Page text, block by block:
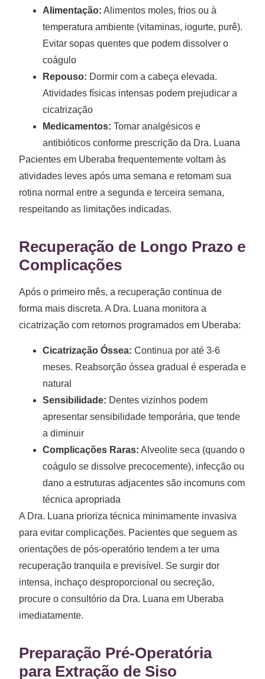
Alimentação: Alimentos moles, frios ou à
temperatura ambiente (vitaminas, iogurte, purê).
Evitar sopas quentes que podem dissolver o
coágulo
Repouso: Dormir com a cabeça elevada.
Atividades físicas intensas podem prejudicar a
cicatrização
Medicamentos: Tomar analgésicos e
antibióticos conforme prescrição da Dra. Luana
Pacientes em Uberaba frequentemente voltam às
atividades leves após uma semana e retomam sua
rotina normal entre a segunda e terceira semana,
respeitando as limitações indicadas.
Recuperação de Longo Prazo e
Complicações
Após o primeiro mês, a recuperação continua de
forma mais discreta. A Dra. Luana monitora a
cicatrização com retornos programados em Uberaba:
Cicatrização Óssea: Continua por até 3-6
meses. Reabsorção óssea gradual é esperada e
natural
Sensibilidade: Dentes vizinhos podem
apresentar sensibilidade temporária, que tende
a diminuir
Complicações Raras: Alveolite seca (quando o
coágulo se dissolve precocemente), infecção ou
dano a estruturas adjacentes são incomuns com
técnica apropriada
A Dra. Luana prioriza técnica minimamente invasiva
para evitar complicações. Pacientes que seguem as
orientações de pós-operatório tendem a ter uma
recuperação tranquila e previsível. Se surgir dor
intensa, inchaço desproporcional ou secreção,
procure o consultório da Dra. Luana em Uberaba
imediatamente.
Preparação Pré-Operatória
para Extração de Siso